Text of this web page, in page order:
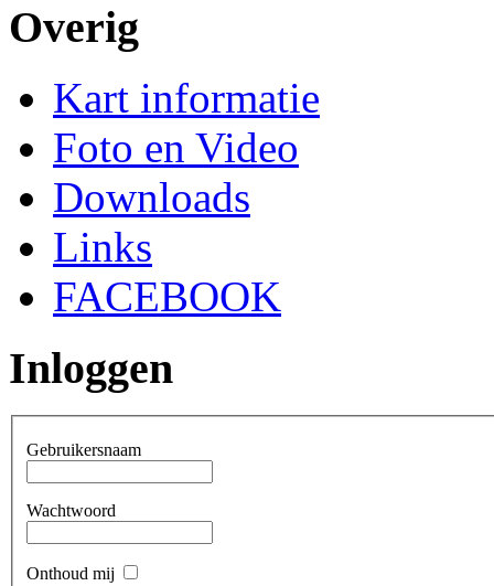
Overig
Kart informatie
Foto en Video
Downloads
Links
FACEBOOK
Inloggen
Gebruikersnaam
Wachtwoord
Onthoud mij